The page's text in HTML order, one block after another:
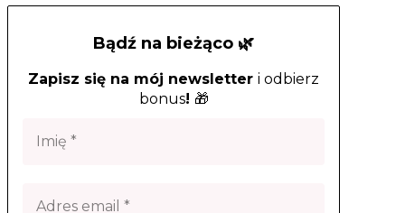
Bądź na bieżąco 🌿
Zapisz się na mój newsletter i odbierz
bonus! 🎁